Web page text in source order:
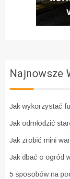
Najnowsze
Jak wykorzystać
Jak odmłodzić
Jak zrobić mini
Jak dbać o ogród
5 sposobów na